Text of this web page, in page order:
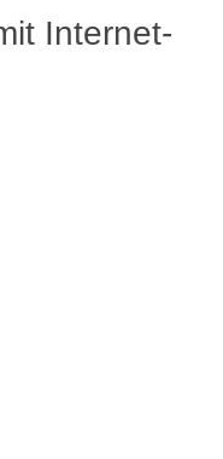
Internet-